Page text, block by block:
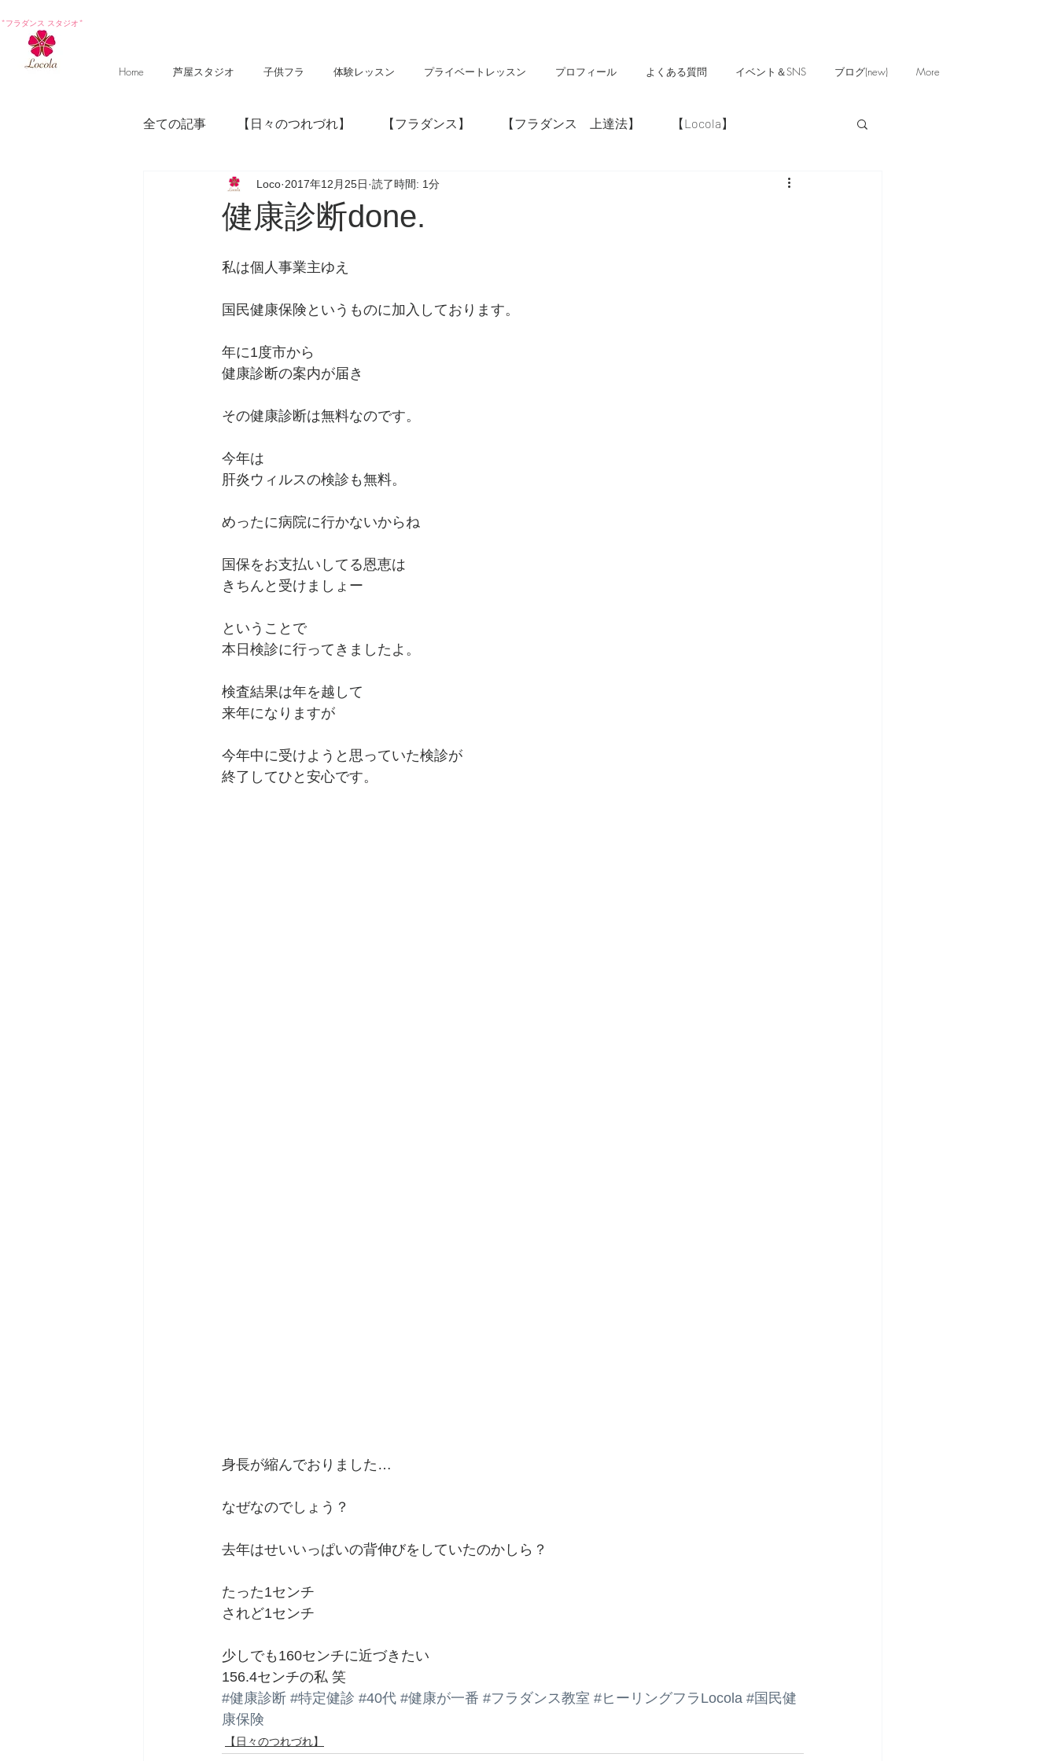
*フラダンス スタジオ*
Home 芦屋スタジオ 子供フラ 体験レッスン プライベートレッスン プロフィール よくある質問 イベント＆SNS ブログ(new) More
全ての記事 【日々のつれづれ】 【フラダンス】 【フラダンス 上達法】 【Locola】
【photography 】 【poem】 【神社・仏閣】
健康診断done.
Loco 2017年12月25日 読了時間: 1分
私は個人事業主ゆえ
国民健康保険というものに加入しております。
年に1度市から
健康診断の案内が届き
その健康診断は無料なのです。
今年は
肝炎ウィルスの検診も無料。
めったに病院に行かないからね
国保をお支払いしてる恩恵は
きちんと受けましょー
ということで
本日検診に行ってきましたよ。
検査結果は年を越して
来年になりますが
今年中に受けようと思っていた検診が
終了してひと安心です。
身長が縮んでおりました…
なぜなのでしょう？
去年はせいいっぱいの背伸びをしていたのかしら？
たった1センチ
されど1センチ
少しでも160センチに近づきたい
156.4センチの私 笑
#健康診断 #特定健診 #40代 #健康が一番 #フラダンス教室 #ヒーリングフラLocola #国民健
康保険
【日々のつれづれ】